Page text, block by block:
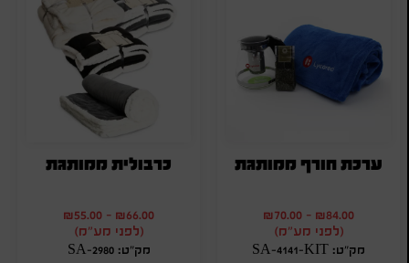
ערכת חורף ממותגת
₪84.00
-
₪70.00
(לפני מע"מ)
מק"ט: SA-4141-KIT
כרבולית ממותגת
₪66.00
-
₪55.00
(לפני מע"מ)
מק"ט: SA-2980